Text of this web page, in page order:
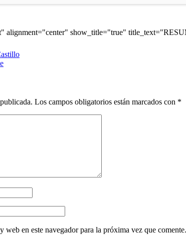
alignment="center" show_title="true"
Los campos obligatorios están marcados con *
en este navegador para la próxima vez que comente.